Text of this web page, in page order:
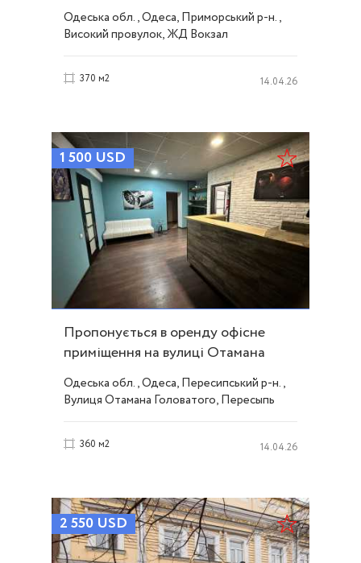
система ID 53771
Одеська обл., Одеса, Приморський р-н.,
Високий провулок, ЖД Вокзал
370 м2 14.04.26
1 500 USD
Пропонується в оренду офісне
приміщення на вулиці Отамана
Головатого ID 53004
Одеська обл., Одеса, Пересипський р-н.,
Вулиця Отамана Головатого, Пересыпь
360 м2 14.04.26
2 550 USD